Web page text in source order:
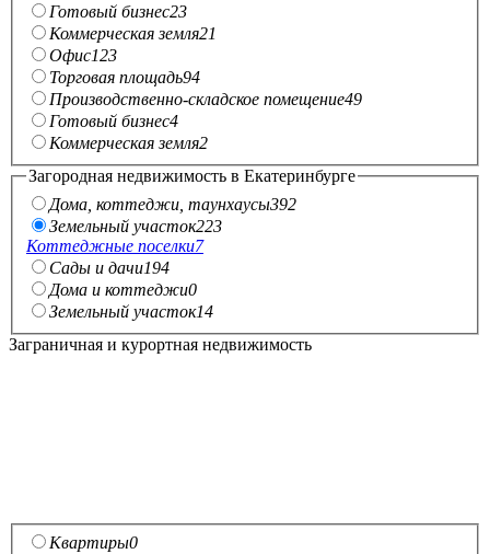
Готовый бизнес23
Коммерческая земля21
Офис123
Торговая площадь94
Производственно-складское помещение49
Готовый бизнес4
Коммерческая земля2
Загородная недвижимость в Екатеринбурге
Дома, коттеджи, таунхаусы392
Земельный участок223
Коттеджные поселки7
Сады и дачи194
Дома и коттеджи0
Земельный участок14
Заграничная и курортная недвижимость
Квартиры0